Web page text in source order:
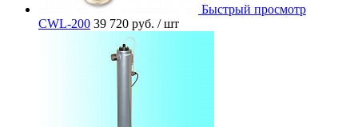
Быстрый просмотр
CWL-200 39 720 руб. / шт